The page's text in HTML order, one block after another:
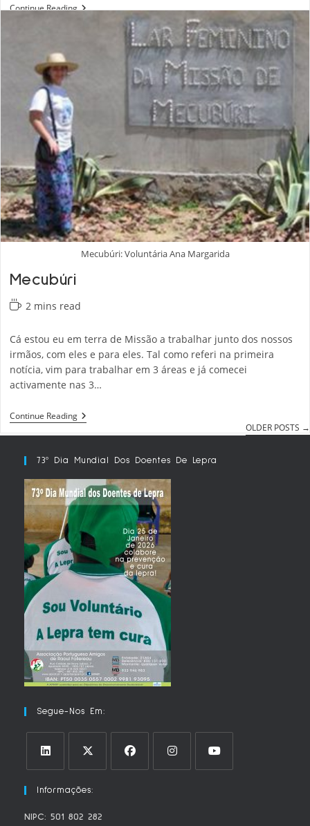
Continue ReadingEhali?
Mecubúri: Voluntária Ana Margarida
Mecubúri
Reading
2 mins read
Cá estou eu em terra de Missão a trabalhar junto dos nossos
irmãos, com eles e para eles. Tal como referi na primeira
notícia, vim para trabalhar em 3 áreas e já comecei
activamente nas 3…
Continue ReadingMecubúri
OLDER POSTS →
73º Dia Mundial Dos Doentes De Lepra
Segue-Nos Em:
in
a
in
a
Informações:
NIPC: 501 802 282